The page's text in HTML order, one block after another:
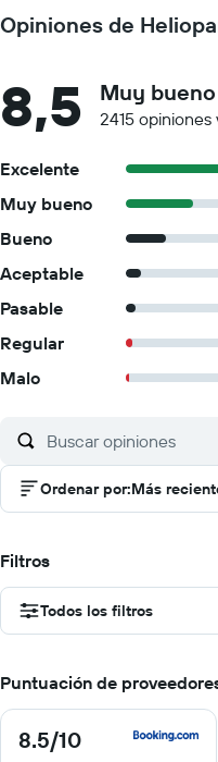
Opiniones de
8,5 Muy bueno
2415 opiniones
Excelente
Muy bueno
Bueno
Aceptable
Pasable
Regular
Malo
Ordenar por:Más
Filtros
Todos los filtros
Puntuación de
8.5/10
8.5